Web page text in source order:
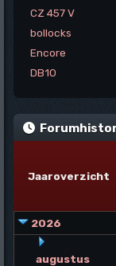
CZ 457 V
bollocks
Encore
DB10
Jaaroverzicht
2026
augustus